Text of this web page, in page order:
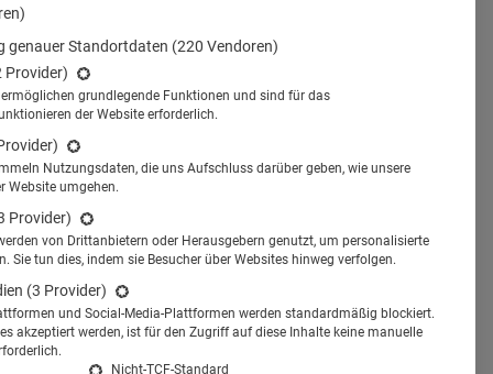
genauer Standortdaten (220 Vendoren)
Provider)
ermöglichen grundlegende Funktionen und sind für das
der Website erforderlich.
Nutzungsdaten, die uns Aufschluss darüber geben, wie unsere
Website umgehen.
Provider)
von Drittanbietern oder Herausgebern genutzt, um personalisierte
Sie tun dies, indem sie Besucher über Websites hinweg verfolgen.
(3 Provider)
und Social-Media-Plattformen werden standardmäßig blockiert.
akzeptiert werden, ist für den Zugriff auf diese Inhalte keine manuelle
Nicht-TCF-Standard